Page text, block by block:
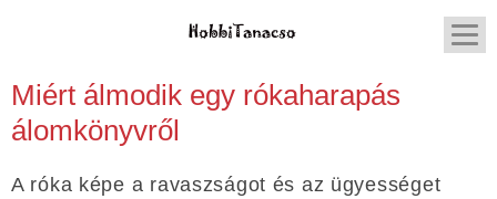
Miért álmodik egy rókaharapás
álomkönyvről
A róka képe a ravaszságot és az ügyességet